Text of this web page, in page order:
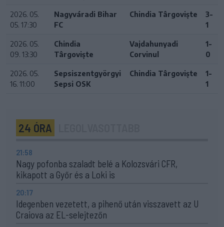
2026. 05.
05. 17:30
Nagyváradi Bihar
FC
Chindia Târgoviște
3-
1
2026. 05.
09. 13:30
Chindia
Târgoviște
Vajdahunyadi
Corvinul
1-
0
2026. 05.
16. 11:00
Sepsiszentgyörgyi
Sepsi OSK
Chindia Târgoviște
1-
1
24 ÓRA
21:58
Nagy pofonba szaladt belé a Kolozsvári CFR,
kikapott a Győr és a Loki is
20:17
Idegenben vezetett, a pihenő után visszavett az U
Craiova az EL-selejtezőn